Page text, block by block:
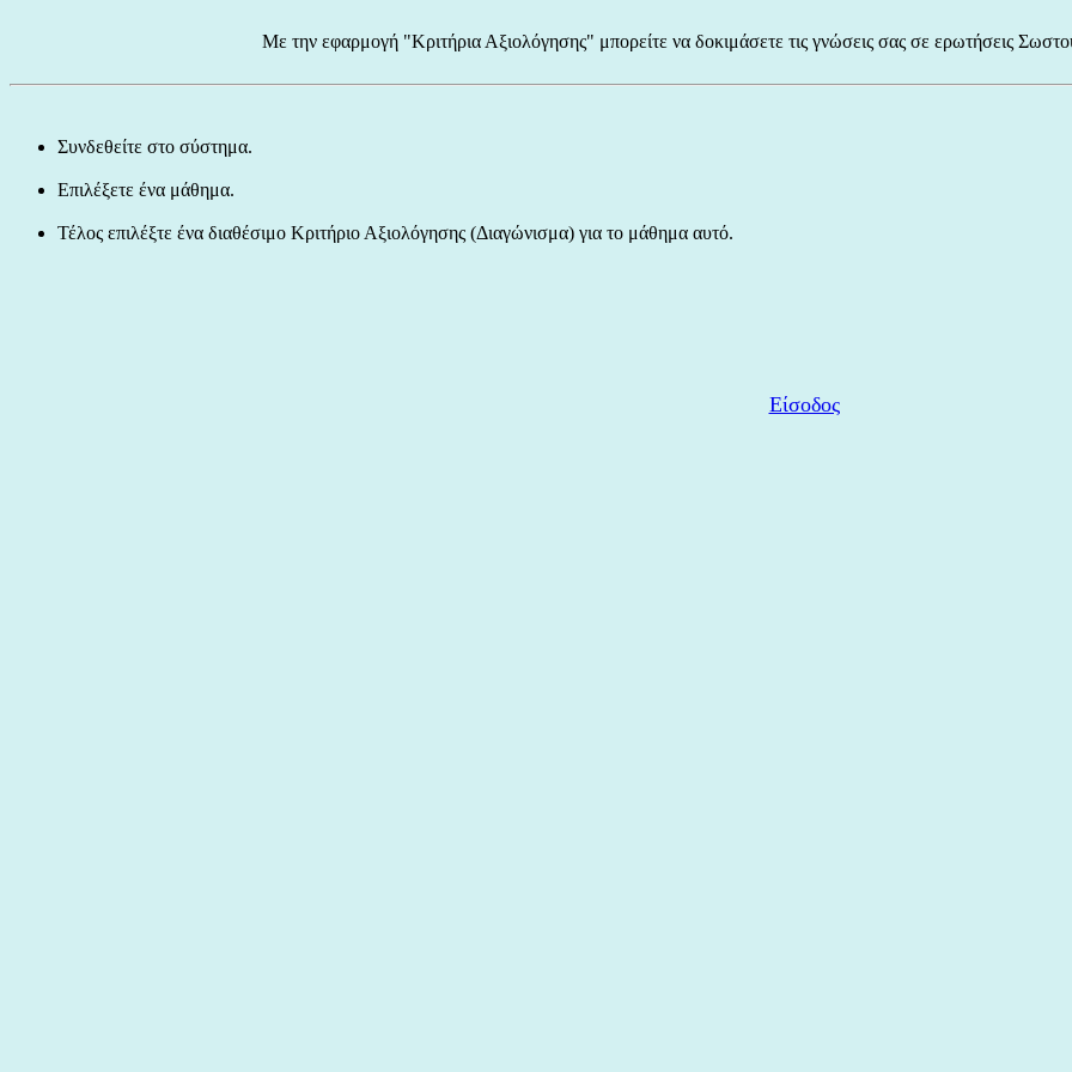
Με την εφαρμογή "Κριτήρια Αξιολόγησης" μπορείτε να δοκιμάσετε τις γνώσεις σας σε ερωτήσεις
Συνδεθείτε στο σύστημα.
Επιλέξετε ένα μάθημα.
Τέλος επιλέξτε ένα διαθέσιμο Κριτήριο Αξιολόγησης (Διαγώνισμα) για το μάθημα αυτό.
Είσοδος